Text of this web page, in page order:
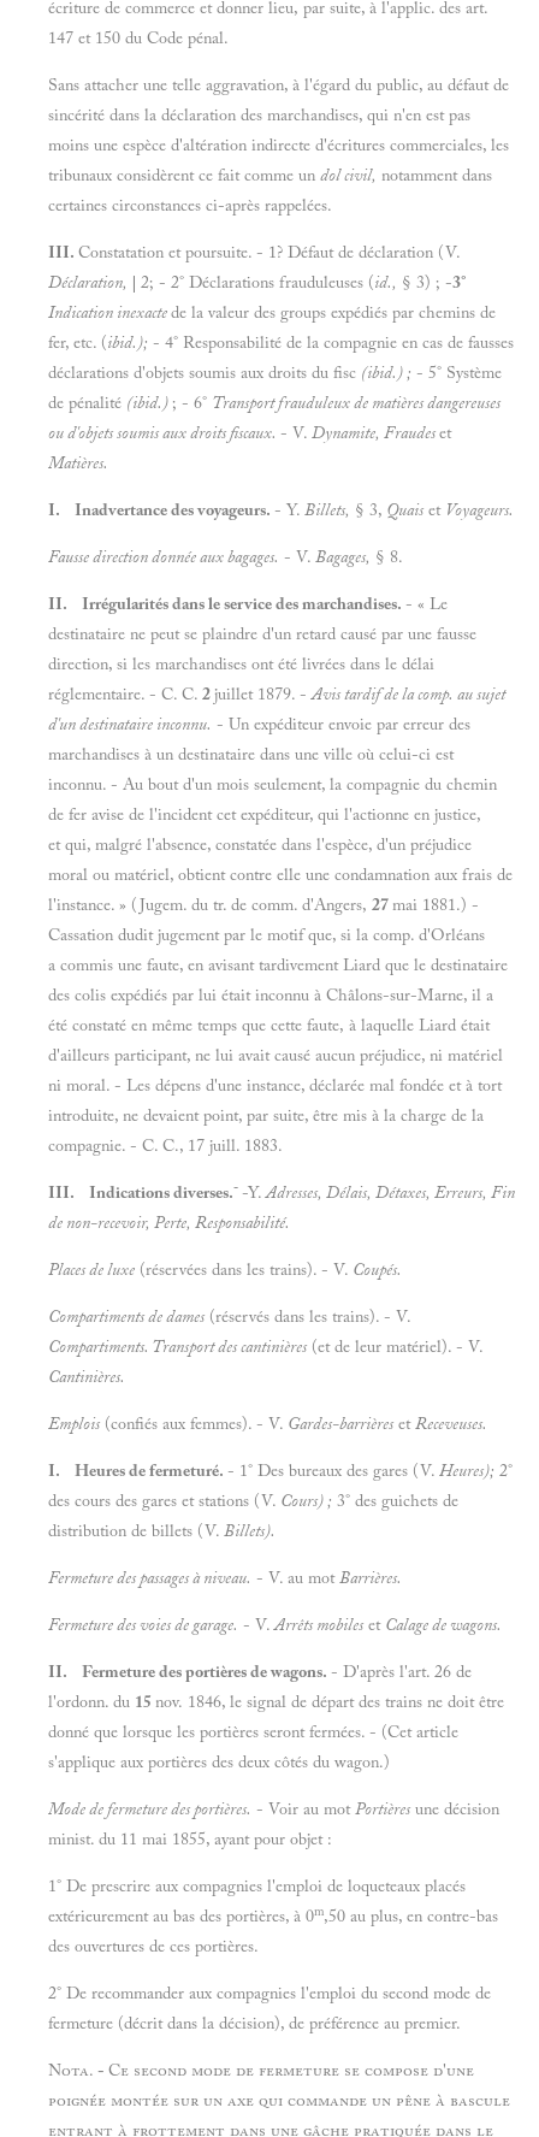
écriture de commerce et donner lieu, par suite, à l'applic. des art.
147 et 150 du Code pénal.
Sans attacher une telle aggravation, à l'égard du public, au défaut de
sincérité dans la déclaration des marchandises, qui n'en est pas
moins une espèce d'altération indirecte d'écritures commerciales, les
tribunaux considèrent ce fait comme un dol civil, notamment dans
certaines circonstances ci-après rappelées.
III. Constatation et poursuite. - 1? Défaut de déclaration (V.
Déclaration, | 2; - 2° Déclarations frauduleuses (id., § 3) ; -3°
Indication inexactede la valeur des groups expédiés par chemins de
fer, etc. (ibid.); - 4° Responsabilité de la compagnie en cas de fausses
déclarations d'objets soumis aux droits du fisc (ibid.); - 5° Système
de pénalité (ibid.) ; - 6° Transport frauduleux de matières dangereuses
ou d'objets soumis aux droits fiscaux. - V. Dynamite, Fraudeset
Matières.
I. Inadvertance des voyageurs. - Y. Billets, § 3, Quais et Voyageurs.
Fausse direction donnée aux bagages. - V. Bagages, § 8.
II. Irrégularités dans le service des marchandises. - « Le
destinataire ne peut se plaindre d'un retard causé par une fausse
direction, si les marchandises ont été livrées dans le délai
réglementaire. - C. C. 2juillet 1879. -Avis tardif de la comp. au sujet
d'un destinataire inconnu. - Un expéditeur envoie par erreur des
marchandises à un destinataire dans une ville où celui-ci est
inconnu. - Au bout d'un mois seulement, la compagnie du chemin
de fer avise de l'incident cet expéditeur, qui l'actionne en justice,
et qui, malgré l'absence, constatée dans l'espèce, d'un préjudice
moral ou matériel, obtient contre elle une condamnation aux frais de
l'instance. » (Jugem. du tr. de comm. d'Angers, 27mai 1881.) -
Cassation dudit jugement par le motif que, si la comp. d'Orléans
a commis une faute, en avisant tardivement Liard que le destinataire
des colis expédiés par lui était inconnu à Châlons-sur-Marne, il a
été constaté en même temps que cette faute, à laquelle Liard était
d'ailleurs participant, ne lui avait causé aucun préjudice, ni matériel
ni moral. - Les dépens d'une instance, déclarée mal fondée et à tort
introduite, ne devaient point, par suite, être mis à la charge de la
compagnie. - C. C., 17 juill. 1883.
III. Indications diverses.- -Y.Adresses, Délais, Détaxes, Erreurs, Fin
de non-recevoir, Perte, Responsabilité.
Places de luxe (réservées dans les trains). - V. Coupés.
Compartiments de dames (réservés dans les trains). - V.
Compartiments. Transport des cantinières (et de leur matériel). - V.
Cantinières.
Emplois (confiés aux femmes). - V. Gardes-barrières etReceveuses.
I. Heures de fermeturé. - 1° Des bureaux des gares (V. Heures); 2°
des cours des gares et stations (V. Cours) ; 3° des guichets de
distribution de billets (V. Billets).
Fermeture des passages à niveau. - V. au motBarrières.
Fermeture des voies de garage. - V.Arrêts mobiles et Calage de wagons.
II. Fermeture des portières de wagons. - D'après l'art. 26 de
l'ordonn. du 15 nov. 1846, le signal de départ des trains ne doit être
donné que lorsque les portières seront fermées. - (Cet article
s'applique aux portières des deux côtés du wagon.)
Mode de fermeture des portières. - Voir au motPortières une décision
minist. du 11 mai 1855, ayant pour objet :
1° De prescrire aux compagnies l'emploi de loqueteaux placés
extérieurement au bas des portières, à 0m,50 au plus, en contre-bas
des ouvertures de ces portières.
2° De recommander aux compagnies l'emploi du second mode de
fermeture (décrit dans la décision), de préférence au premier.
Nota. - Ce second mode de fermeture se compose d'une
poignée montée sur un axe qui commande un pêne à bascule
entrant à frottement dans une gâche pratiquée dans le